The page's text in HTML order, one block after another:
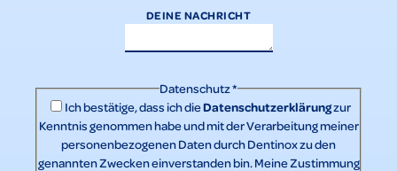
DEINE NACHRICHT
Datenschutz*
Ich bestätige, dass ich dieDatenschutzerklärungzur
Kenntnis genommen habe und mit der Verarbeitung meiner
personenbezogenen Daten durch Dentinox zu den
genannten Zwecken einverstanden bin. Meine Zustimmung